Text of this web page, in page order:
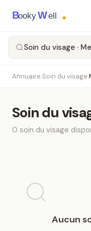
BookyWell
Soin du visage ·
Annuaire›Soin du visage›
Soin du
0 soin du visage
Aucun